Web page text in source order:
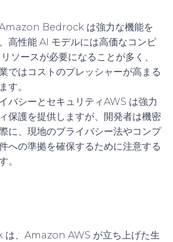
Bedrock は強力な機能を
高性能 AI モデルには高価なコンピ
ソースが必要になることが多く、
ではコストのプレッシャーが高まる
す。
バシーとセキュリティAWS は強力
保護を提供しますが、開発者は機密
に、現地のプライバシー法やコンプ
への準拠を確保するために注意する
。
、Amazon AWS が立ち上げた生